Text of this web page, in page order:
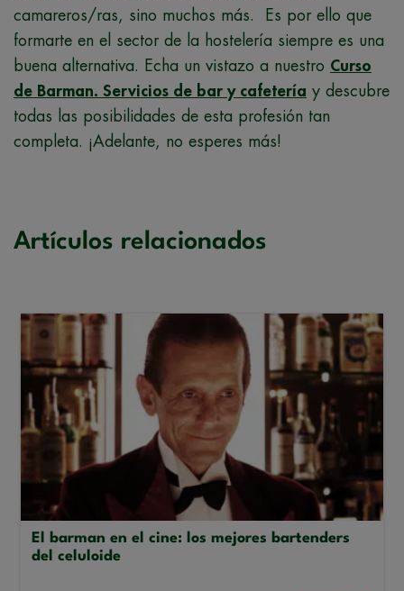
camareros/ras, sino muchos más. Es por ello que
formarte en el sector de la hostelería siempre es una
buena alternativa. Echa un vistazo a nuestro Curso
de Barman. Servicios de bar y cafetería y descubre
todas las posibilidades de esta profesión tan
completa. ¡Adelante, no esperes más!
Artículos relacionados
El barman en el cine: los mejores bartenders
del celuloide